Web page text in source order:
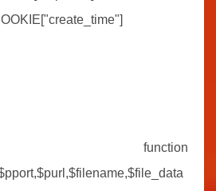
function